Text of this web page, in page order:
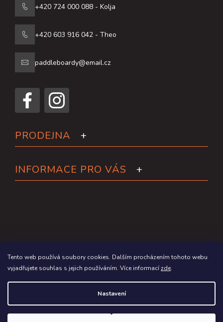
Tento web používá soubory cookies. Dalším procházením tohoto webu
vyjadřujete souhlas s jejich používáním. Více informacízde.
Nastavení
+420 724 000 088 - Kolja
+420 603 916 042 - Theo
paddleboardy@email.cz
PRODEJNA
INFORMACE PRO VÁS
Copyright 2026Paddleboardy.cz. Všechna práva vyhrazena.
Shoptetak.cz.